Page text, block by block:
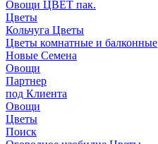
Овощи ЦВЕТ пак.
Цветы
Кольчуга Цветы
Цветы комнатные и балконные
Новые Семена
Овощи
Партнер
под Клиента
Овощи
Цветы
Поиск